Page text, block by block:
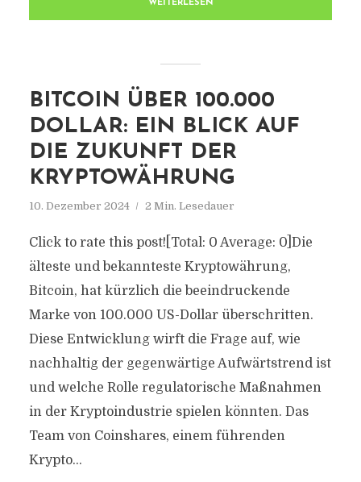
WEITERLESEN
BITCOIN ÜBER 100.000
DOLLAR: EIN BLICK AUF
DIE ZUKUNFT DER
KRYPTOWÄHRUNG
10. Dezember 2024 2 Min. Lesedauer
Click to rate this post![Total: 0 Average: 0]Die
älteste und bekannteste Kryptowährung,
Bitcoin, hat kürzlich die beeindruckende
Marke von 100.000 US-Dollar überschritten.
Diese Entwicklung wirft die Frage auf, wie
nachhaltig der gegenwärtige Aufwärtstrend ist
und welche Rolle regulatorische Maßnahmen
in der Kryptoindustrie spielen könnten. Das
Team von Coinshares, einem führenden
Krypto...